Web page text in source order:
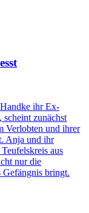
ihr Ex-
zunächst
Verlobten und ihrer
Anja und ihr
aus
nur die
Gefängnis bringt.